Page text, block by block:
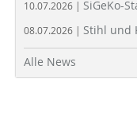
10.07.2026 | SiGeKo-
08.07.2026 | Stihl und
Alle News